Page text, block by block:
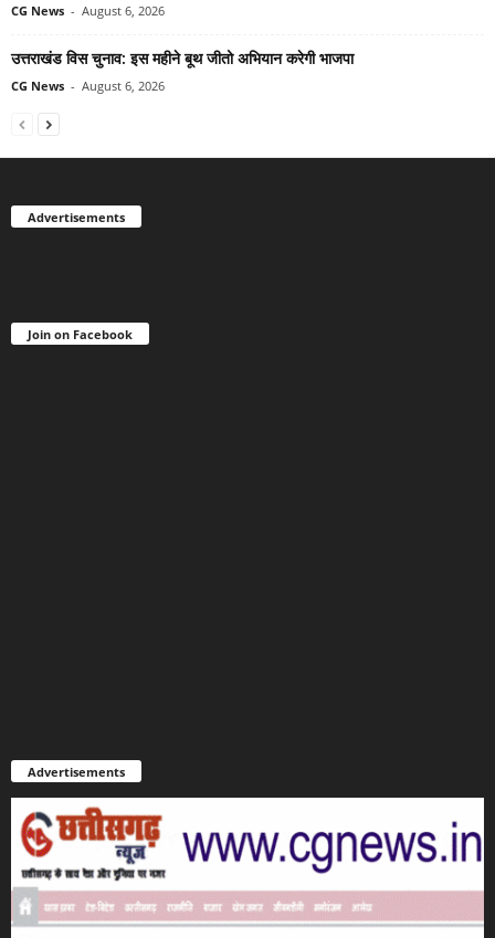
CG News - August 6, 2026
उत्तराखंड विस चुनाव: इस महीने बूथ जीतो अभियान करेगी भाजपा
CG News - August 6, 2026
Advertisements
Join on Facebook
Advertisements